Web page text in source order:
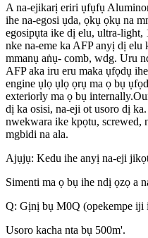
A na-ejikarị eriri ụfụfụ
ihe na-egosi ụda, ọkụ ọkụ na
egosipụta ike dị elu, ultra-light,
nke na-eme ka AFP anyị dị
mmanụ aṅụ- comb, wdg. Uru
AFP aka iru eru maka ụfọdụ
engine ụlọ ụlọ ọrụ ma ọ bụ
exteriorly ma ọ bụ
dị ka osisi, na-eji ot usoro dị
nwekwara ike kpọtu, screwed,
mgbidi na ala.
Ajụjụ: Kedu ihe anyị na-eji
Simenti ma ọ bụ ihe ndị ọzọ a
Q: Gịnị bụ M0Q (opekempe iji
Usoro kacha nta bụ 500m'.